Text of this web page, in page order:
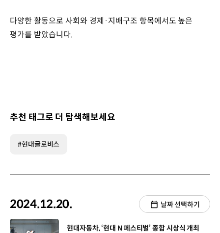
다양한 활동으로 사회와 경제·지배구조 항목에서도 높은
평가를 받았습니다.
추천 태그로 더 탐색해보세요
#현대글로비스
2024.12.20. 날짜 선택하기
[동영상]
현대자동차, ‘현대 N 페스티벌’ 종합 시상식 개최